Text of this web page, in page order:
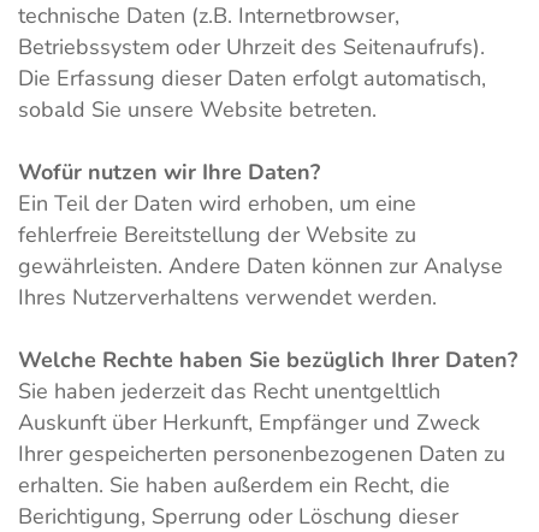
technische Daten (z.B. Internetbrowser,
Betriebssystem oder Uhrzeit des Seitenaufrufs).
Die Erfassung dieser Daten erfolgt automatisch,
sobald Sie unsere Website betreten.
Wofür nutzen wir Ihre Daten?
Ein Teil der Daten wird erhoben, um eine
fehlerfreie Bereitstellung der Website zu
gewährleisten. Andere Daten können zur Analyse
Ihres Nutzerverhaltens verwendet werden.
Welche Rechte haben Sie bezüglich Ihrer Daten?
Sie haben jederzeit das Recht unentgeltlich
Auskunft über Herkunft, Empfänger und Zweck
Ihrer gespeicherten personenbezogenen Daten zu
erhalten. Sie haben außerdem ein Recht, die
Berichtigung, Sperrung oder Löschung dieser